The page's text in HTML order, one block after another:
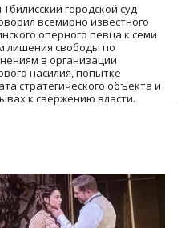
Тбилисский городской суд
всемирно известного
оперного певца к семи
лишения свободы по
в организации
насилия, попытке
стратегического объекта и
к свержению власти.